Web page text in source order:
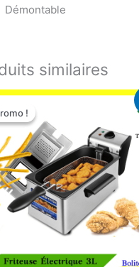
Démontable
similaires
!!
Le
initial
était :
39.000 CFA.
Le
est :
37.000 CFA.